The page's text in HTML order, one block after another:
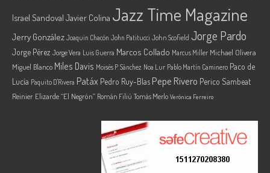
Israel Sandoval Javier Colina Jazz Time Magazine
Jerry González Joaquin Chacón John Patitucci John Scofield Jorge Pardo
Jorge Pérez Jorge Vera Luis Guerra Marcos Collado Marcus Miller Michael Olivera
Miguel Blanco Miles Davis Moisés P. Sánchez Noa Lur Pablo Martín Caminero Paco de
Lucía Paquito D'Rivera Patáx Pedro Ruy-Blas Pepe Rivero Perico Sambeat
Reinier Elizarde “El Negrón” Román Filiú Tomás Merlo Verónica Ferreiro